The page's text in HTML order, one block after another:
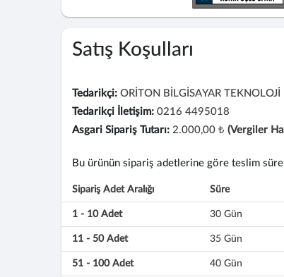
Satış Koşulları
Tedarikçi: ORİTON BİLGİSAYAR
Tedarikçi İletişim: 0216 4495018
Asgari Sipariş Tutarı: 2.000,00 ₺ (Vergiler
Bu ürünün sipariş adetlerine göre teslim
Sipariş Adet Aralığı Süre
1 - 10 Adet 30 Gün
11 - 50 Adet 35 Gün
51 - 100 Adet 40 Gün